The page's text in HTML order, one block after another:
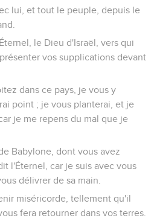
lui, et tout le peuple, depuis le
le Dieu d'Israël, vers qui
vos supplications devant
dans ce pays, je vous y
point ; je vous planterai, et je
je me repens du mal que je
Babylone, dont vous avez
l'Éternel, car je suis avec vous
délivrer de sa main.
miséricorde, tellement qu'il
fera retourner dans vos terres.